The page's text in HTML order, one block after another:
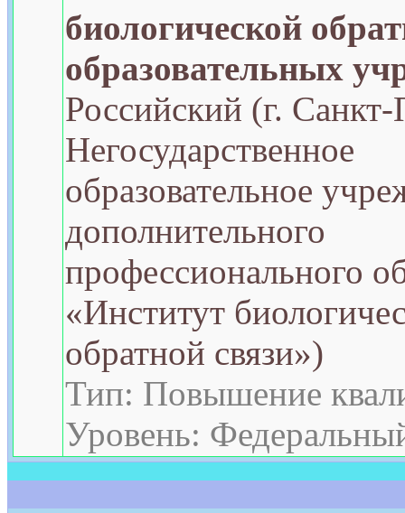
биологической
образовательных
Российский (г. Санкт-
Негосударственное
образовательное
дополнительного
профессионального
«Институт
обратной связи»)
Тип: Повышение
Уровень: